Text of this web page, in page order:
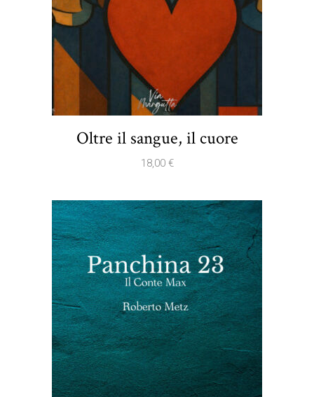
Oltre il sangue, il cuore
18,00 €